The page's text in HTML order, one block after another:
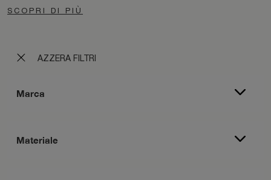
AZZERA FILTRI
Marca
Materiale
SCOPRI DI PIÙ